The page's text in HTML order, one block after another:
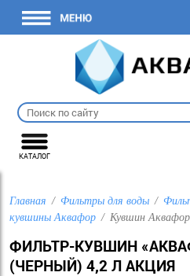
КАТАЛОГ
Главная Фильтры для воды
кувшины Аквафор
Кувшин
ФИЛЬТР-КУВШИН
(ЧЕРНЫЙ) 4,2 Л АКЦИЯ